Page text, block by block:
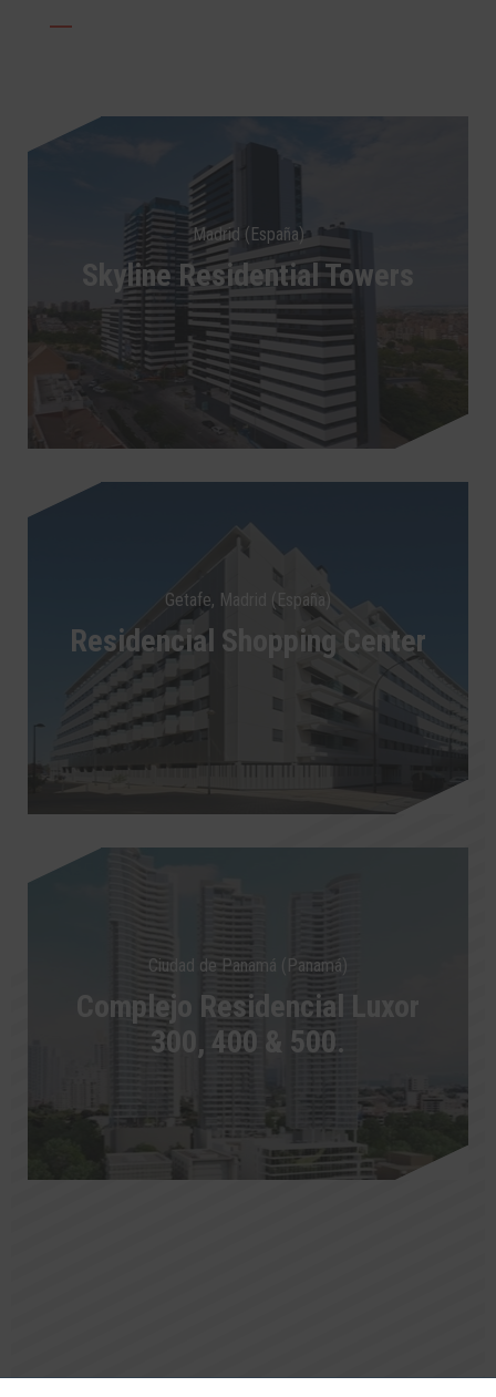
Madrid (España)
Skyline Residential Towers
Getafe, Madrid (España)
Residencial Shopping Center
Ciudad de Panamá (Panamá)
Complejo Residencial Luxor
300, 400 & 500.